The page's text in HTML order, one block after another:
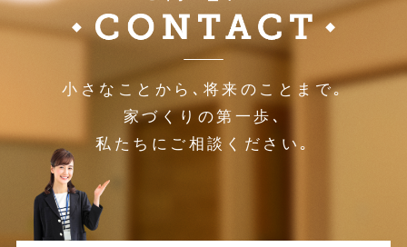
小さなことから､将来のことまで｡
家づくりの第一歩､
私たちにご相談ください｡